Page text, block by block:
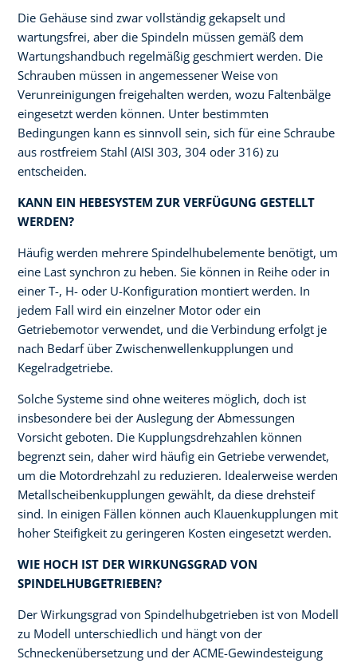
Die Gehäuse sind zwar vollständig gekapselt und
wartungsfrei, aber die Spindeln müssen gemäß dem
Wartungshandbuch regelmäßig geschmiert werden. Die
Schrauben müssen in angemessener Weise von
Verunreinigungen freigehalten werden, wozu Faltenbälge
eingesetzt werden können. Unter bestimmten
Bedingungen kann es sinnvoll sein, sich für eine Schraube
aus rostfreiem Stahl (AISI 303, 304 oder 316) zu
entscheiden.
KANN EIN HEBESYSTEM ZUR VERFÜGUNG GESTELLT
WERDEN?
Häufig werden mehrere Spindelhubelemente benötigt, um
eine Last synchron zu heben. Sie können in Reihe oder in
einer T-, H- oder U-Konfiguration montiert werden. In
jedem Fall wird ein einzelner Motor oder ein
Getriebemotor verwendet, und die Verbindung erfolgt je
nach Bedarf über Zwischenwellenkupplungen und
Kegelradgetriebe.
Solche Systeme sind ohne weiteres möglich, doch ist
insbesondere bei der Auslegung der Abmessungen
Vorsicht geboten. Die Kupplungsdrehzahlen können
begrenzt sein, daher wird häufig ein Getriebe verwendet,
um die Motordrehzahl zu reduzieren. Idealerweise werden
Metallscheibenkupplungen gewählt, da diese drehsteif
sind. In einigen Fällen können auch Klauenkupplungen mit
hoher Steifigkeit zu geringeren Kosten eingesetzt werden.
WIE HOCH IST DER WIRKUNGSGRAD VON
SPINDELHUBGETRIEBEN?
Der Wirkungsgrad von Spindelhubgetrieben ist von Modell
zu Modell unterschiedlich und hängt von der
Schneckenübersetzung und der ACME-Gewindesteigung